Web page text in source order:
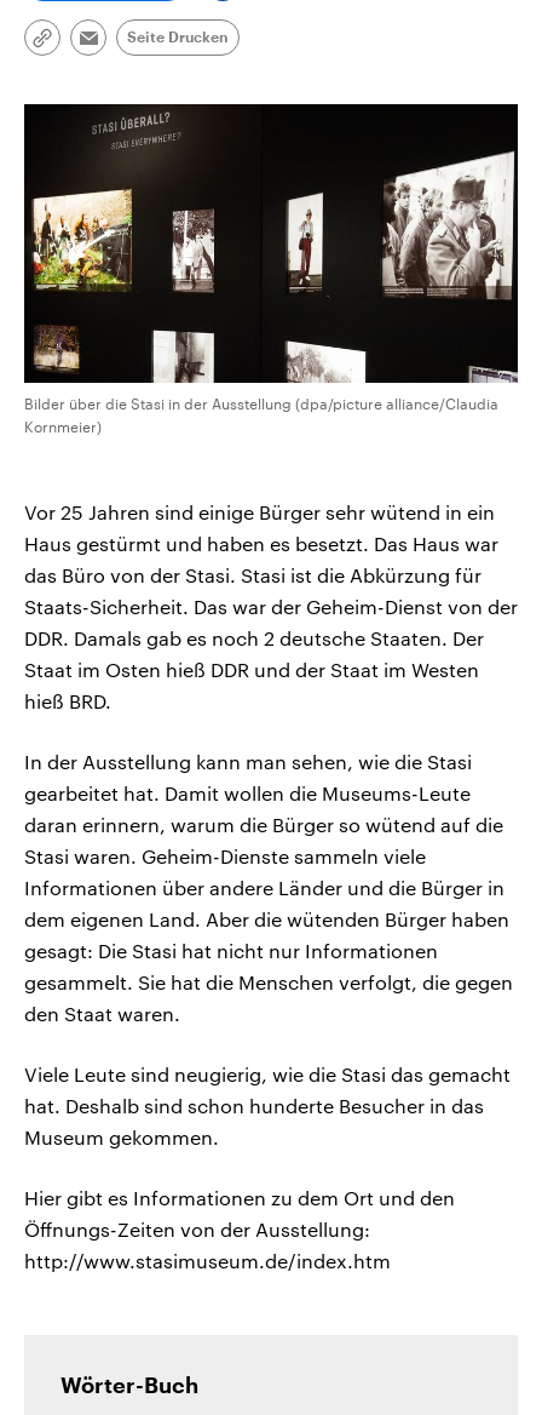
Link
Email
Seite Drucken
Bilder über die Stasi in der Ausstellung (dpa/picture alliance/Claudia
Kornmeier)
Vor 25 Jahren sind einige Bürger sehr wütend in ein
Haus gestürmt und haben es besetzt. Das Haus war
das Büro von der Stasi. Stasi ist die Abkürzung für
Staats-Sicherheit. Das war der Geheim-Dienst von der
DDR. Damals gab es noch 2 deutsche Staaten. Der
Staat im Osten hieß DDR und der Staat im Westen
hieß BRD.
In der Ausstellung kann man sehen, wie die Stasi
gearbeitet hat. Damit wollen die Museums-Leute
daran erinnern, warum die Bürger so wütend auf die
Stasi waren. Geheim-Dienste sammeln viele
Informationen über andere Länder und die Bürger in
dem eigenen Land. Aber die wütenden Bürger haben
gesagt: Die Stasi hat nicht nur Informationen
gesammelt. Sie hat die Menschen verfolgt, die gegen
den Staat waren.
Viele Leute sind neugierig, wie die Stasi das gemacht
hat. Deshalb sind schon hunderte Besucher in das
Museum gekommen.
Hier gibt es Informationen zu dem Ort und den
Öffnungs-Zeiten von der Ausstellung:
http://www.stasimuseum.de/index.htm
Wörter-Buch